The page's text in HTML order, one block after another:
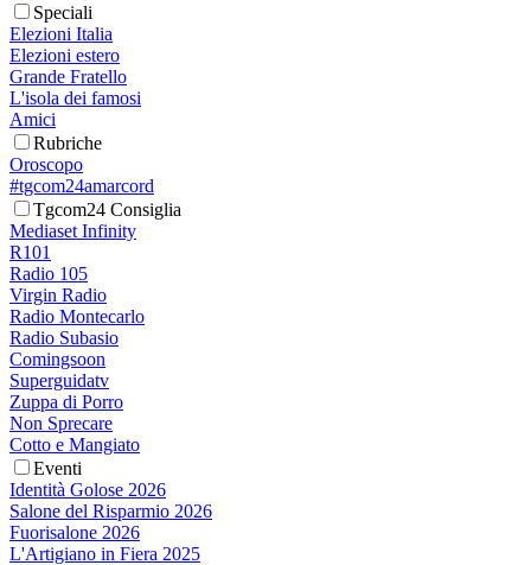
Speciali
Elezioni Italia
Elezioni estero
Grande Fratello
L'isola dei famosi
Amici
Rubriche
Oroscopo
#tgcom24amarcord
Tgcom24 Consiglia
Mediaset Infinity
R101
Radio 105
Virgin Radio
Radio Montecarlo
Radio Subasio
Comingsoon
Superguidatv
Zuppa di Porro
Non Sprecare
Cotto e Mangiato
Eventi
Identità Golose 2026
Salone del Risparmio 2026
Fuorisalone 2026
L'Artigiano in Fiera 2025